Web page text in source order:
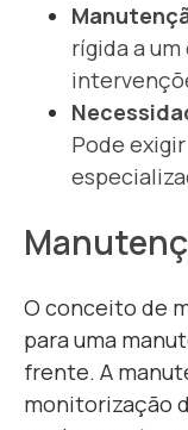
rígida a
Pode
O conceito de
para uma
frente. A
monitorização